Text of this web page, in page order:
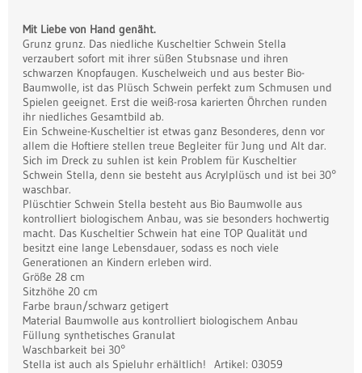
Mit Liebe von Hand genäht.
Grunz grunz. Das niedliche Kuscheltier Schwein Stella
verzaubert sofort mit ihrer süßen Stubsnase und ihren
schwarzen Knopfaugen. Kuschelweich und aus bester Bio-
Baumwolle, ist das Plüsch Schwein perfekt zum Schmusen und
Spielen geeignet. Erst die weiß-rosa karierten Öhrchen runden
ihr niedliches Gesamtbild ab.
Ein Schweine-Kuscheltier ist etwas ganz Besonderes, denn vor
allem die Hoftiere stellen treue Begleiter für Jung und Alt dar.
Sich im Dreck zu suhlen ist kein Problem für Kuscheltier
Schwein Stella, denn sie besteht aus Acrylplüsch und ist bei 30°
waschbar.
Plüschtier Schwein Stella besteht aus Bio Baumwolle aus
kontrolliert biologischem Anbau, was sie besonders hochwertig
macht. Das Kuscheltier Schwein hat eine TOP Qualität und
besitzt eine lange Lebensdauer, sodass es noch viele
Generationen an Kindern erleben wird.
Größe 28 cm
Sitzhöhe 20 cm
Farbe braun/schwarz getigert
Material Baumwolle aus kontrolliert biologischem Anbau
Füllung synthetisches Granulat
Waschbarkeit bei 30°
Stella ist auch als Spieluhr erhältlich! Artikel: 03059